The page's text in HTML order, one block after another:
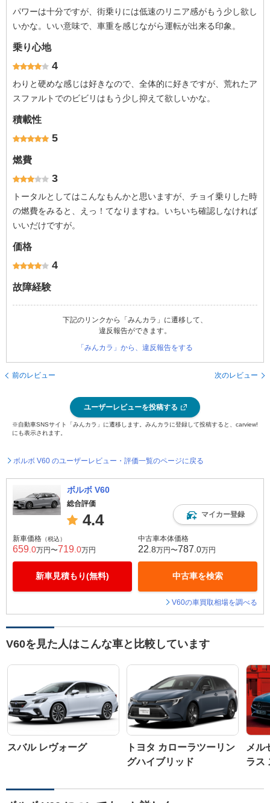
パワーは十分ですが、街乗りには低速のリニア感がもう少し欲し
いかな。いい意味で、車重を感じながら運転が出来る印象。
乗り心地
4
わりと硬めな感じは好きなので、全体的に好きですが、荒れたア
スファルトでのビビリはもう少し抑えて欲しいかな。
積載性
5
燃費
3
トータルとしてはこんなもんかと思いますが、チョイ乗りした時
の燃費をみると、えっ！てなりますね。いちいち確認しなければ
いいだけですが。
価格
4
故障経験
下記のリンクから「みんカラ」に遷移して、
違反報告ができます。
「みんカラ」から、違反報告をする
前のレビュー 次のレビュー
ユーザーレビューを投稿する
※自動車SNSサイト「みんカラ」に遷移します。みんカラに登録して投稿すると、carview!
にも表示されます。
ボルボ V60 のユーザーレビュー・評価一覧のページに戻る
ボルボ V60
総合評価
4.4 マイカー登録
新車価格 （税込）
659 .0万円〜719 .0万円
新車見積もり(無料)
中古車本体価格
22 .8万円〜787 .0万円
中古車を検索
V60の車買取相場を調べる
V60を見た人はこんな車と比較しています
スバル レヴォーグ
トヨタ カローラツーリン
グハイブリッド
メル
ラス